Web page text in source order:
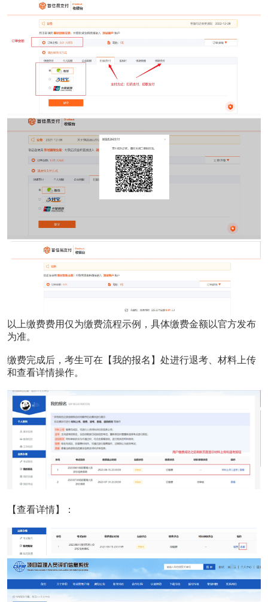
以上缴费费用仅为缴费流程示例，具体缴费金额以官方发布
为准。
缴费完成后，考生可在【我的报名】处进行退考、材料上传
和查看详情操作。
【查看详情】：